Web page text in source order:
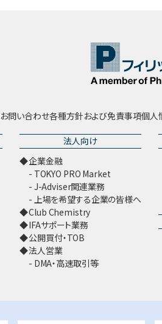
お問い合わせ各種方針および免責事項個人
法人向け
企業金融
TOKYO PRO Market
J-Adviser関連業務
上場を希望する企業の皆様へ
Club Chemistry
IFAサポート業務
公開買付・TOB
法人営業
DMA・高速取引等